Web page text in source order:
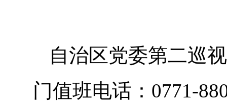
自治区党委第二巡
门值班电话：0771-